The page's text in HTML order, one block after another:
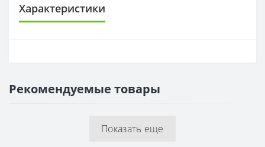
Характеристики
РАППОРТ
Рекомендуемые товары
Показать еще